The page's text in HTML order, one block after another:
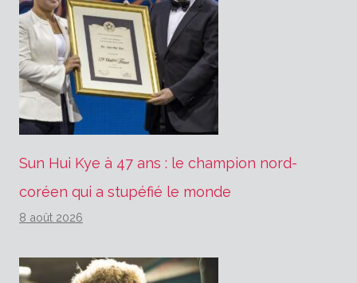
Sun Hui Kye à 47 ans : le champion nord-
coréen qui a stupéfié le monde
8 août 2026